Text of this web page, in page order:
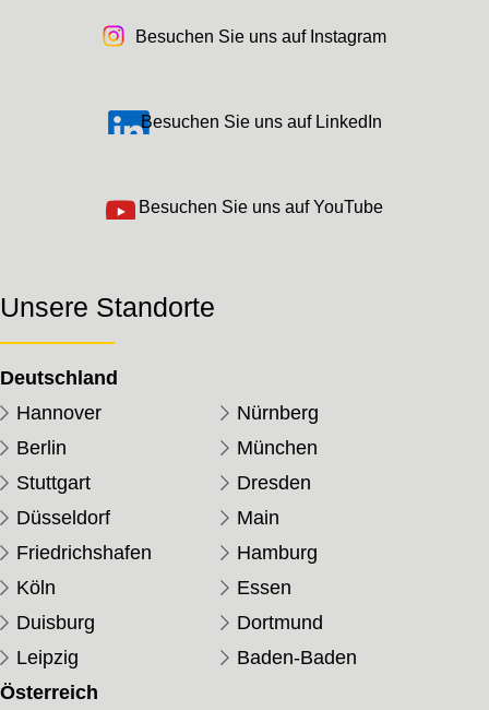
Besuchen Sie uns auf Instagram
Besuchen Sie uns auf LinkedIn
Besuchen Sie uns auf YouTube
Unsere Standorte
Deutschland
Hannover
Nürnberg
Berlin
München
Stuttgart
Dresden
Düsseldorf
Main
Friedrichshafen
Hamburg
Köln
Essen
Duisburg
Dortmund
Leipzig
Baden-Baden
Österreich